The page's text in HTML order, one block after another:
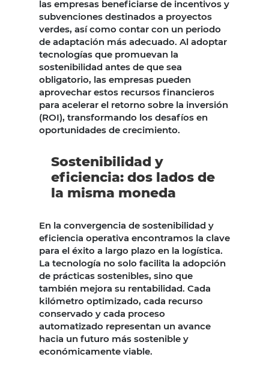
las empresas beneficiarse de incentivos y
subvenciones destinados a proyectos
verdes, así como contar con un periodo
de adaptación más adecuado. Al adoptar
tecnologías que promuevan la
sostenibilidad antes de que sea
obligatorio, las empresas pueden
aprovechar estos recursos financieros
para acelerar el retorno sobre la inversión
(ROI), transformando los desafíos en
oportunidades de crecimiento.
Sostenibilidad y
eficiencia: dos lados de
la misma moneda
En la convergencia de sostenibilidad y
eficiencia operativa encontramos la clave
para el éxito a largo plazo en la logística.
La tecnología no solo facilita la adopción
de prácticas sostenibles, sino que
también mejora su rentabilidad. Cada
kilómetro optimizado, cada recurso
conservado y cada proceso
automatizado representan un avance
hacia un futuro más sostenible y
económicamente viable.